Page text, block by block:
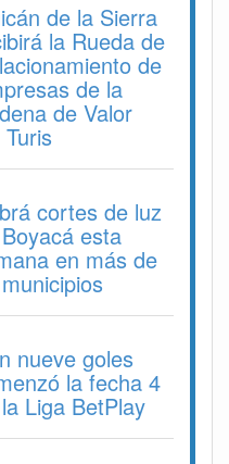
de la Sierra
la Rueda de
de
de la
de Valor
cortes de luz
esta
en más de
nueve goles
la fecha 4
Liga BetPlay